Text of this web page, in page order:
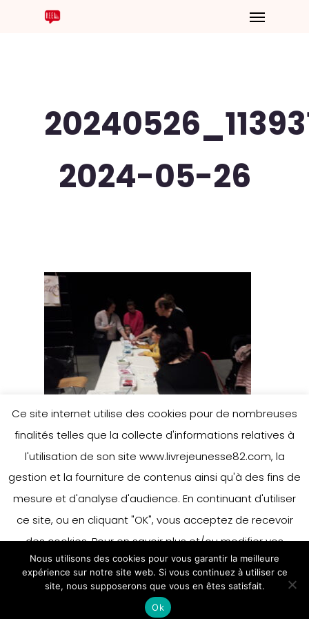
2024-05-26
Ce site internet utilise des cookies pour de nombreuses
finalités telles que la collecte d'informations relatives à
l'utilisation de son site www.livrejeunesse82.com, la
gestion et la fourniture de contenus ainsi qu'à des fins de
mesure et d'analyse d'audience. En continuant d'utiliser
ce site, ou en cliquant "OK", vous acceptez de recevoir
des cookies. Pour en savoir plus et/ou modifier vos
préférences en matière de cookies, merci de vous référer
à notre politique sur les cookies.
Accepter
En savoir plus
Nous utilisons des cookies pour vous garantir la meilleure
expérience sur notre site web. Si vous continuez à utiliser ce
site, nous supposerons que vous en êtes satisfait.
Ok